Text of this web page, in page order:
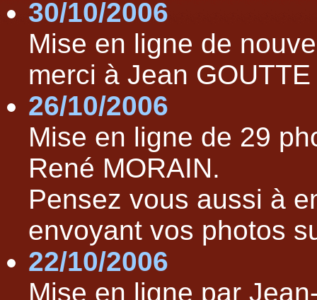
30/10/2006
Mise en ligne de
merci à Jean
26/10/2006
Mise en ligne de 29
René MORAIN.
Pensez vous aussi à
envoyant vos photos
22/10/2006
Mise en ligne par